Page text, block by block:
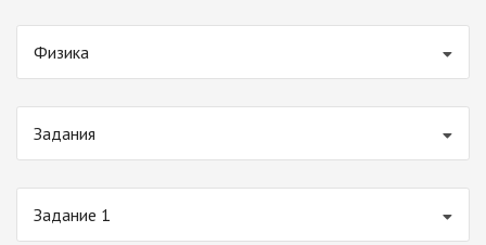
Физика
Задания
Задание 1